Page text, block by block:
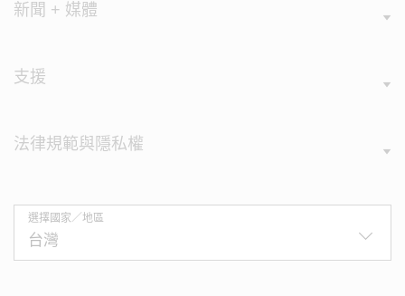
新聞 + 媒體
支援
法律規範與隱私權
選擇國家／地區